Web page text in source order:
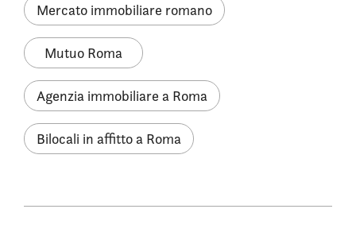
Mercato immobiliare romano
Mutuo Roma
Agenzia immobiliare a Roma
Bilocali in affitto a Roma